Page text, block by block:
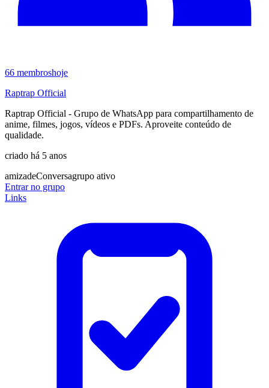
66 membroshoje
Raptrap Official
Raptrap Official - Grupo de WhatsApp para compartilhamento de
anime, filmes, jogos, vídeos e PDFs. Aproveite conteúdo de
qualidade.
criado há 5 anos
amizadeConversagrupo ativo
Entrar no grupo
Links